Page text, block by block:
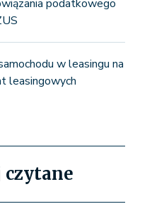
podatkowego
w leasingu na
leasingowych